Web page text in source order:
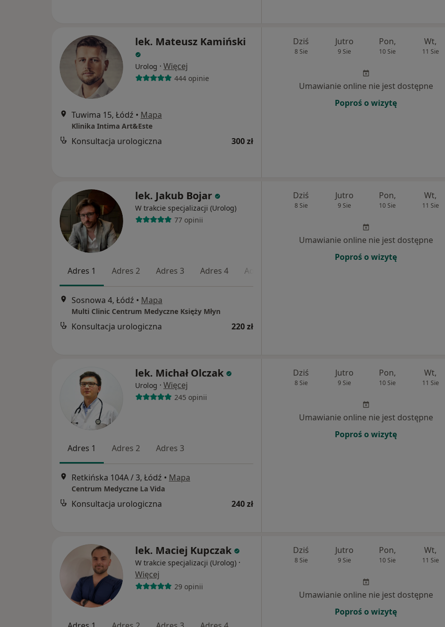
lek. Mateusz Kamiński
Urolog · Więcej
444 opinie
Tuwima 15, Łódź • Mapa
Klinika Intima Art&Este
Konsultacja urologiczna 300 zł
Dziś
8 Sie
Jutro
9 Sie
Pon,
10 Sie
Wt,
11 Sie
Umawianie online nie jest dostępne
Poproś o wizytę
lek. Jakub Bojar
W trakcie specjalizacji (Urolog)
77 opinii
Adres 1 Adres 2 Adres 3 Adres 4 Adres 5
Sosnowa 4, Łódź • Mapa
Multi Clinic Centrum Medyczne Księży Młyn
Konsultacja urologiczna 220 zł
Dziś
8 Sie
Jutro
9 Sie
Pon,
10 Sie
Wt,
11 Sie
Umawianie online nie jest dostępne
Poproś o wizytę
lek. Michał Olczak
Urolog · Więcej
245 opinii
Adres 1 Adres 2 Adres 3
Retkińska 104A / 3, Łódź • Mapa
Centrum Medyczne La Vida
Konsultacja urologiczna 240 zł
Dziś
8 Sie
Jutro
9 Sie
Pon,
10 Sie
Wt,
11 Sie
Umawianie online nie jest dostępne
Poproś o wizytę
lek. Maciej Kupczak
W trakcie specjalizacji (Urolog) ·
Więcej
29 opinii
Dziś
8 Sie
Jutro
9 Sie
Pon,
10 Sie
Wt,
11 Sie
Umawianie online nie jest dostępne
Poproś o wizytę